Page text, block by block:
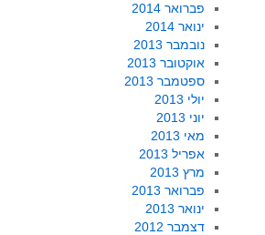
פברואר 2014
ינואר 2014
נובמבר 2013
אוקטובר 2013
ספטמבר 2013
יולי 2013
יוני 2013
מאי 2013
אפריל 2013
מרץ 2013
פברואר 2013
ינואר 2013
דצמבר 2012